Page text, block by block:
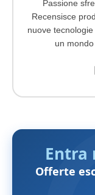
Passione
Recensisce
nuove
un
Entra
Offerte